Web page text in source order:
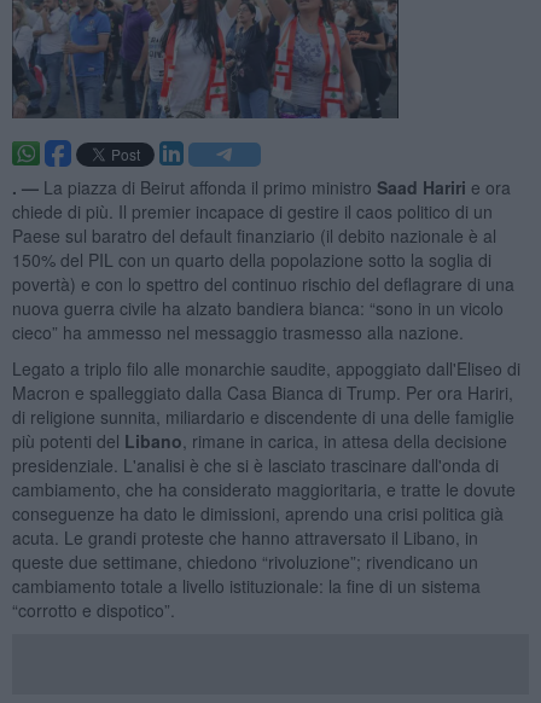
. — La piazza di Beirut affonda il primo ministro Saad Hariri e ora
chiede di più. Il premier incapace di gestire il caos politico di un
Paese sul baratro del default finanziario (il debito nazionale è al
150% del PIL con un quarto della popolazione sotto la soglia di
povertà) e con lo spettro del continuo rischio del deflagrare di una
nuova guerra civile ha alzato bandiera bianca: “sono in un vicolo
cieco” ha ammesso nel messaggio trasmesso alla nazione.
Legato a triplo filo alle monarchie saudite, appoggiato dall'Eliseo di
Macron e spalleggiato dalla Casa Bianca di Trump. Per ora Hariri,
di religione sunnita, miliardario e discendente di una delle famiglie
più potenti del Libano , rimane in carica, in attesa della decisione
presidenziale. L'analisi è che si è lasciato trascinare dall'onda di
cambiamento, che ha considerato maggioritaria, e tratte le dovute
conseguenze ha dato le dimissioni, aprendo una crisi politica già
acuta. Le grandi proteste che hanno attraversato il Libano, in
queste due settimane, chiedono “rivoluzione”; rivendicano un
cambiamento totale a livello istituzionale: la fine di un sistema
“corrotto e dispotico”.